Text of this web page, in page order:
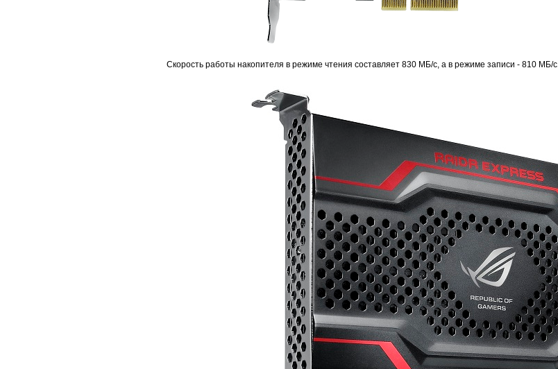
Скорость работы накопителя в режиме чтения составляет 830 МБ/с, а в режиме записи - 810 МБ/с.